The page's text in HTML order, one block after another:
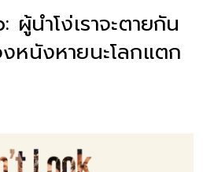
นำโง่เราจะตายกัน
หนังหายนะโลกแตก